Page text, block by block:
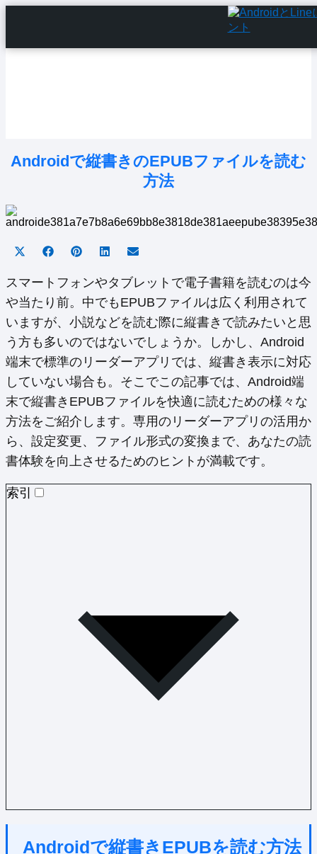
Androidで縦書きのEPUBファイルを読む
方法
Share
X
(Twitter)
Share
Facebook
Share
Pinterest
Share
LinkedInEmail
スマートフォンやタブレットで電子書籍を読むのは今
や当たり前。中でもEPUBファイルは広く利用されて
いますが、小説などを読む際に縦書きで読みたいと思
う方も多いのではないでしょうか。しかし、Android
端末で標準のリーダーアプリでは、縦書き表示に対応
していない場合も。そこでこの記事では、Android端
末で縦書きEPUBファイルを快適に読むための様々な
方法をご紹介します。専用のリーダーアプリの活用か
ら、設定変更、ファイル形式の変換まで、あなたの読
書体験を向上させるためのヒントが満載です。
索引
Androidで縦書きEPUBを読む方法